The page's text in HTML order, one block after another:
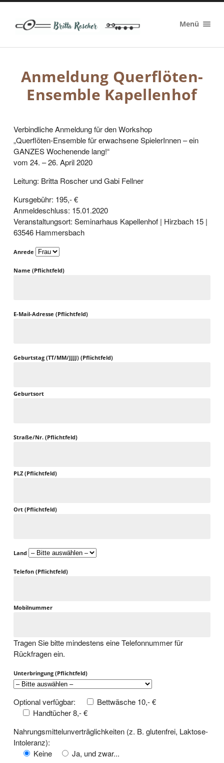
Britta
Roscher
Menü
Anmeldung Querflöten-
Ensemble Kapellenhof
Verbindliche Anmeldung für den Workshop
„Querflöten-Ensemble für erwachsene SpielerInnen – ein
GANZES Wochenende lang!“
vom 24. – 26. April 2020
Leitung: Britta Roscher und Gabi Fellner
Kursgebühr: 195,- €
Anmeldeschluss: 15.01.2020
Veranstaltungsort: Seminarhaus Kapellenhof | Hirzbach 15 |
63546 Hammersbach
Anrede
Name (Pflichtfeld)
E-Mail-Adresse (Pflichtfeld)
Geburtstag (TT/MM/JJJJ) (Pflichtfeld)
Geburtsort
Straße/Nr. (Pflichtfeld)
PLZ (Pflichtfeld)
Ort (Pflichtfeld)
Land
Telefon (Pflichtfeld)
Mobilnummer
Tragen Sie bitte mindestens eine Telefonnummer für
Rückfragen ein.
Unterbringung (Pflichtfeld)
Optional verfügbar:
Bettwäsche 10,- €
Handtücher 8,- €
Nahrungsmittelunverträglichkeiten (z. B. glutenfrei, Laktose-
Intoleranz):
Keine
Ja, und zwar...